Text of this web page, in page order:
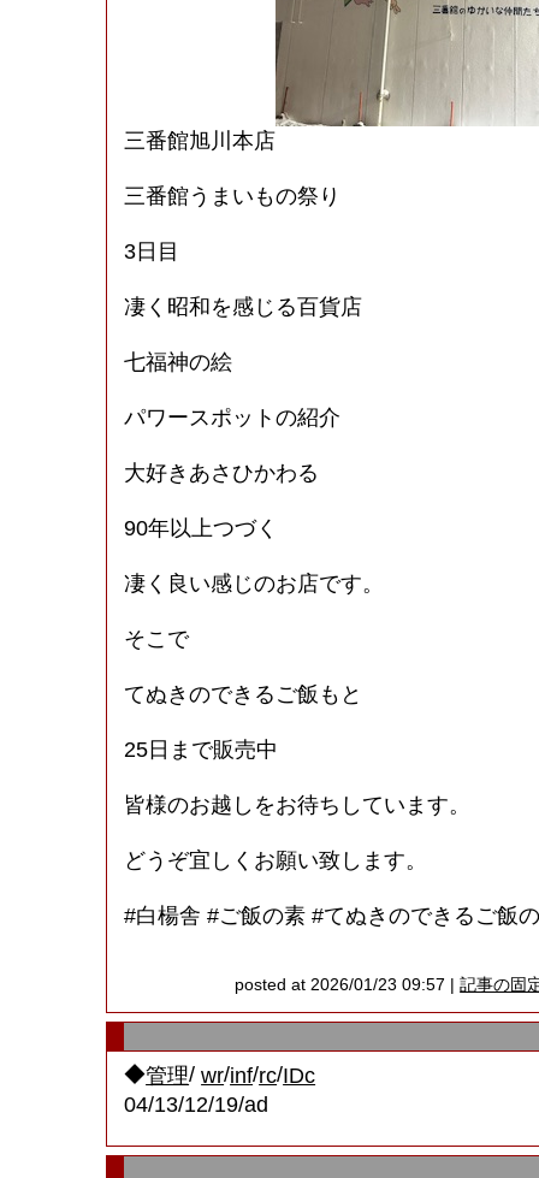
三番館旭川本店
三番館うまいもの祭り
3日目
凄く昭和を感じる百貨店
七福神の絵
パワースポットの紹介
大好きあさひかわる
90年以上つづく
凄く良い感じのお店です。
そこで
てぬきのできるご飯もと
25日まで販売中
皆様のお越しをお待ちしています。
どうぞ宜しくお願い致します。
#白楊舎 #ご飯の素 #てぬきのできるご飯
posted at 2026/01/23 09:57 |記事の固
◆管理/wr/inf/rc/IDc
04/13/12/19/ad